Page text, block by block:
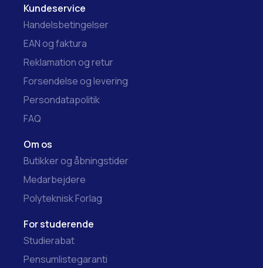
Kundeservice
Handelsbetingelser
EAN og faktura
Reklamation og retur
Forsendelse og levering
Persondatapolitik
FAQ
Om os
Butikker og åbningstider
Medarbejdere
Polyteknisk Forlag
For studerende
Studierabat
Pensumlistegaranti